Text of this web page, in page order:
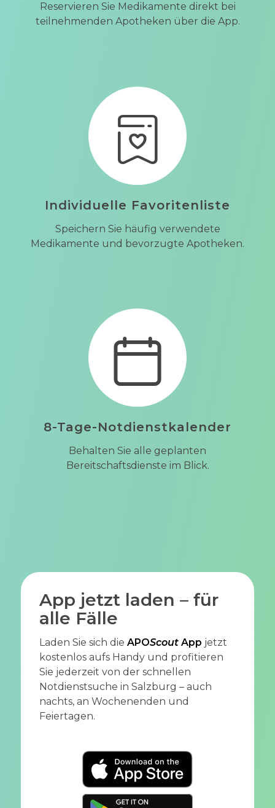
Reservieren Sie Medikamente direkt bei
teilnehmenden Apotheken über die App.
Individuelle Favoritenliste
Speichern Sie häufig verwendete
Medikamente und bevorzugte Apotheken.
8-Tage-Notdienstkalender
Behalten Sie alle geplanten
Bereitschaftsdienste im Blick.
App jetzt laden – für
alle Fälle
Laden Sie sich dieAPOScout App jetzt
kostenlos aufs Handy und profitieren
Sie jederzeit von der schnellen
Notdienstsuche in Salzburg – auch
nachts, an Wochenenden und
Feiertagen.